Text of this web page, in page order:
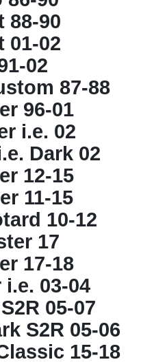
88-90
01-02
02
87-88
96-01
i.e. 02
Dark 02
12-15
11-15
10-12
17
17-18
03-04
05-07
S2R 05-06
15-18